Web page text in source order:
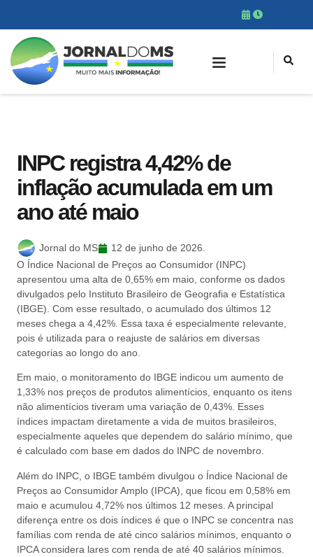
INPC registra 4,42% de
inflação acumulada em um
ano até maio
Jornal do MS
12 de junho de 2026.
O Índice Nacional de Preços ao Consumidor (INPC)
apresentou uma alta de 0,65% em maio, conforme os dados
divulgados pelo Instituto Brasileiro de Geografia e Estatística
(IBGE). Com esse resultado, o acumulado dos últimos 12
meses chega a 4,42%. Essa taxa é especialmente relevante,
pois é utilizada para o reajuste de salários em diversas
categorias ao longo do ano.
Em maio, o monitoramento do IBGE indicou um aumento de
1,33% nos preços de produtos alimentícios, enquanto os itens
não alimentícios tiveram uma variação de 0,43%. Esses
índices impactam diretamente a vida de muitos brasileiros,
especialmente aqueles que dependem do salário mínimo, que
é calculado com base em dados do INPC de novembro.
Além do INPC, o IBGE também divulgou o Índice Nacional de
Preços ao Consumidor Amplo (IPCA), que ficou em 0,58% em
maio e acumulou 4,72% nos últimos 12 meses. A principal
diferença entre os dois índices é que o INPC se concentra nas
famílias com renda de até cinco salários mínimos, enquanto o
IPCA considera lares com renda de até 40 salários mínimos.